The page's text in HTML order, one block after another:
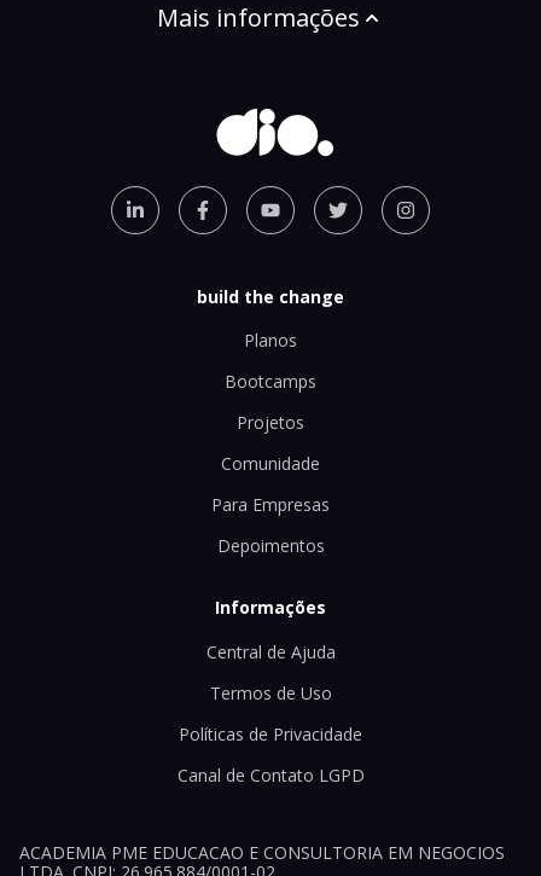
Mais informações
build the change
Planos
Bootcamps
Projetos
Comunidade
Para Empresas
Depoimentos
Informações
Central de Ajuda
Termos de Uso
Políticas de Privacidade
Canal de Contato LGPD
ACADEMIA PME EDUCACAO E CONSULTORIA EM NEGOCIOS